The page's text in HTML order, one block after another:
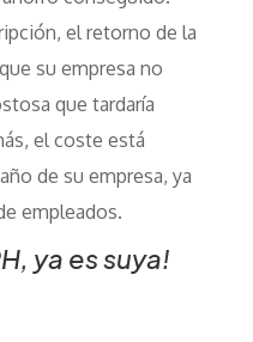
el retorno de la
su empresa no
que tardaría
el coste está
de su empresa, ya
empleados.
ya es suya!